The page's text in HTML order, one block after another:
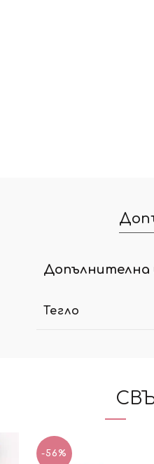
Допълнителна
Тегло
-56%